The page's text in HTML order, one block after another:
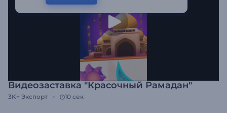
Видеозаставка "Красочный Рамадан"
3K+ Экспорт 10 сек